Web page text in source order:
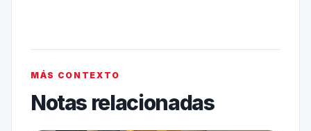
MÁS CONTEXTO
Notas relacionadas